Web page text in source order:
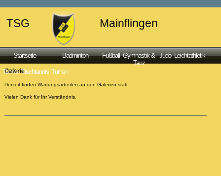
TSG Mainflingen
Startseite Badminton Fußball Gymnastik &
Tanz
Judo Leichtathletik
Tennis Tischtennis Turnen
Galerie
Derzeit finden Wartungsarbeiten an den Galerien statt.
Vielen Dank für Ihr Verständnis.